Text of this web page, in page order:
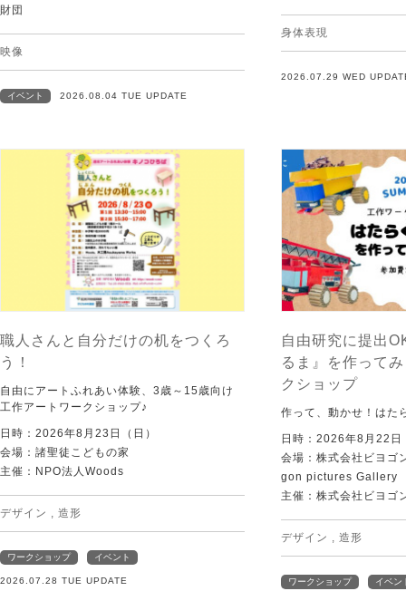
財団
映像
イベント 2026.08.04 TUE UPDATE
身体表現
2026.07.29 WED
職人さんと自分だけの机をつくろ
う！
自由にアートふれあい体験、3歳～15歳向け
工作アートワークショップ♪
日時：2026年8月23日（日）
会場：諸聖徒こどもの家
主催：NPO法人Woods
デザイン 造形
ワークショップ イベント
2026.07.28 TUE UPDATE
自由研究に提出
るま』を作って
クショップ
作って、動かせ！はた
日時：2026年8月22日
会場：株式会社ビヨ
gon pictures Gallery
主催：株式会社ビヨゴ
デザイン 造形
ワークショップ イベン